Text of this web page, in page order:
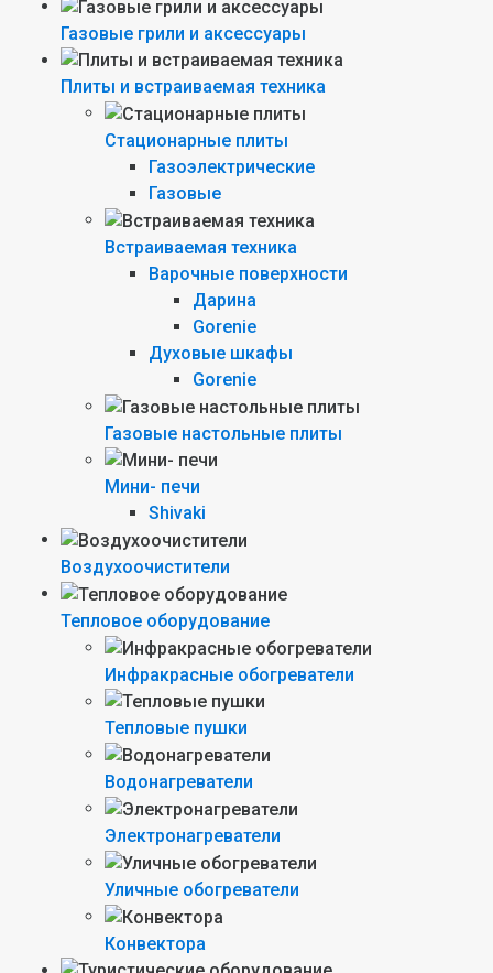
Газовые грили и аксессуары
Плиты и встраиваемая техника
Стационарные плиты
Газоэлектрические
Газовые
Встраиваемая техника
Варочные поверхности
Дарина
Gorenie
Духовые шкафы
Gorenie
Газовые настольные плиты
Мини- печи
Shivaki
Воздухоочистители
Тепловое оборудование
Инфракрасные обогреватели
Тепловые пушки
Водонагреватели
Электронагреватели
Уличные обогреватели
Конвектора